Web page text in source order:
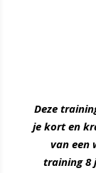
Deze
je kort en
van een
training 8